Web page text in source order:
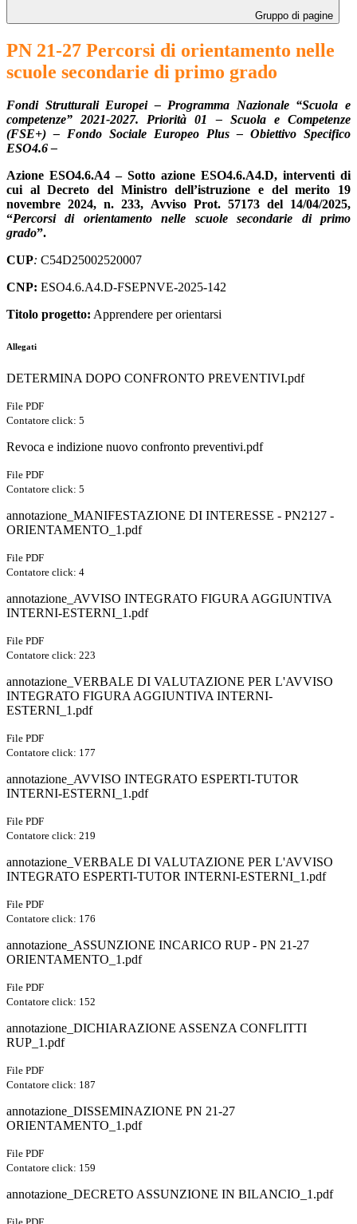
Gruppo di pagine
PN 21-27 Percorsi di orientamento nelle
scuole secondarie di primo grado
Fondi Strutturali Europei – Programma Nazionale “Scuola e
competenze” 2021-2027. Priorità 01 – Scuola e Competenze
(FSE+) – Fondo Sociale Europeo Plus – Obiettivo Specifico
ESO4.6 –
Azione ESO4.6.A4– Sotto azione ESO4.6.A4.D, interventi di
cui al Decreto del Ministro dell’istruzione e del merito 19
novembre 2024, n. 233, Avviso Prot. 57173 del 14/04/2025,
“Percorsi di orientamento nelle scuole secondarie di primo
grado”.
CUP: C54D25002520007
CNP: ESO4.6.A4.D-FSEPNVE-2025-142
Titolo progetto: Apprendere per orientarsi
Allegati
DETERMINA DOPO CONFRONTO PREVENTIVI.pdf
File PDF
Contatore click: 5
Revoca e indizione nuovo confronto preventivi.pdf
File PDF
Contatore click: 5
annotazione_MANIFESTAZIONE DI INTERESSE - PN2127 -
ORIENTAMENTO_1.pdf
File PDF
Contatore click: 4
annotazione_AVVISO INTEGRATO FIGURA AGGIUNTIVA
INTERNI-ESTERNI_1.pdf
File PDF
Contatore click: 223
annotazione_VERBALE DI VALUTAZIONE PER L'AVVISO
INTEGRATO FIGURA AGGIUNTIVA INTERNI-
ESTERNI_1.pdf
File PDF
Contatore click: 177
annotazione_AVVISO INTEGRATO ESPERTI-TUTOR
INTERNI-ESTERNI_1.pdf
File PDF
Contatore click: 219
annotazione_VERBALE DI VALUTAZIONE PER L'AVVISO
INTEGRATO ESPERTI-TUTOR INTERNI-ESTERNI_1.pdf
File PDF
Contatore click: 176
annotazione_ASSUNZIONE INCARICO RUP - PN 21-27
ORIENTAMENTO_1.pdf
File PDF
Contatore click: 152
annotazione_DICHIARAZIONE ASSENZA CONFLITTI
RUP_1.pdf
File PDF
Contatore click: 187
annotazione_DISSEMINAZIONE PN 21-27
ORIENTAMENTO_1.pdf
File PDF
Contatore click: 159
annotazione_DECRETO ASSUNZIONE IN BILANCIO_1.pdf